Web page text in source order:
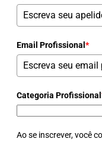
Email Profissional *
Categoria Profissional
Ao se inscrever, você